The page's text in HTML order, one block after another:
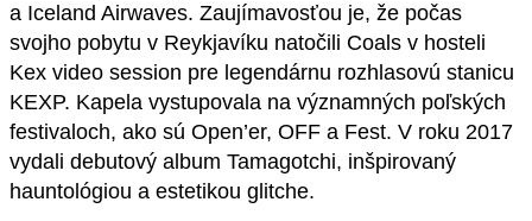
a Iceland Airwaves. Zaujímavosťou je, že počas
svojho pobytu v Reykjavíku natočili Coals v hosteli
Kex video session pre legendárnu rozhlasovú stanicu
KEXP. Kapela vystupovala na významných poľských
festivaloch, ako sú Open’er, OFF a Fest. V roku 2017
vydali debutový album Tamagotchi, inšpirovaný
hauntológiou a estetikou glitche.